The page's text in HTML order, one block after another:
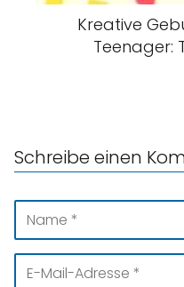
Kreative
Teenager:
Schreibe einen